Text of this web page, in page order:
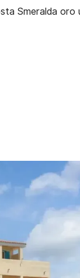
Smeralda oro